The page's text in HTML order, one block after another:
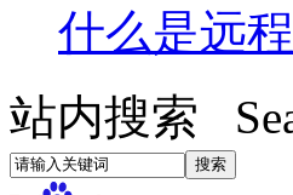
什么是远
站内搜索